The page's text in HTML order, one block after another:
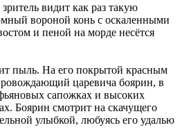
видит как раз такую
вороной конь с оскаленными
и пеной на морде несётся
пыль. На его покрытой красным
царевича боярин, в
сапожках и высоких
Боярин смотрит на скачущего
улыбкой, любуясь его удалью